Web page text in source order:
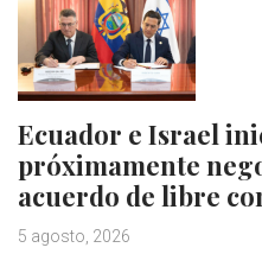
Ecuador e Israel
próximamente
acuerdo de libre
5 agosto, 2026